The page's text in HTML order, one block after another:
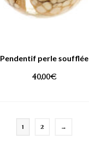
Pendentif perle soufflée
40,00€
1 2 →